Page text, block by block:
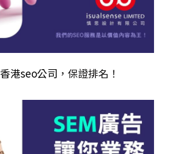
香港seo公司 ，保證排名！